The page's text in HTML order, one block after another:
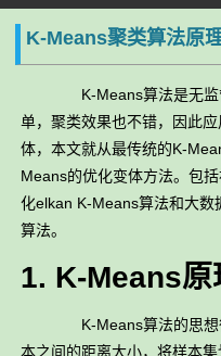
K-Means聚类算法原
K-Means算法是无监督
单，聚类效果也不错，因此
体，本文就从最传统的K-
Means的优化变体方法。包
化elkan K-Means算法和大
算法。
1. K-Means原
K-Means算法的思想很
本之间的距离大小，将样本